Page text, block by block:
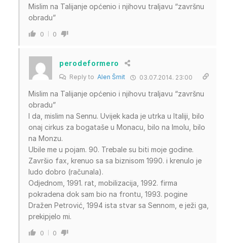
Mislim na Talijanje općenio i njihovu traljavu “završnu
obradu”
0 0
perodeformero
Reply to Alen Šmit 03.07.2014. 23:00
Mislim na Talijanje općenio i njihovu traljavu “završnu
obradu”
I da, mislim na Sennu. Uvijek kada je utrka u Italiji, bilo
onaj cirkus za bogataše u Monacu, bilo na Imolu, bilo
na Monzu.
Ubile me u pojam. 90. Trebale su biti moje godine.
Završio fax, krenuo sa sa biznisom 1990. i krenulo je
ludo dobro (računala).
Odjednom, 1991. rat, mobilizacija, 1992. firma
pokradena dok sam bio na frontu, 1993. pogine
Dražen Petrović, 1994 ista stvar sa Sennom, e ježi ga,
prekipjelo mi.
0 0